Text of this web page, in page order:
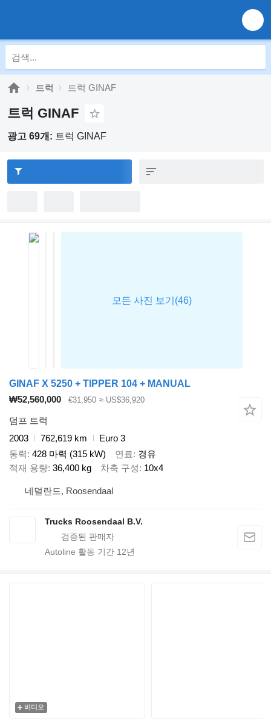
트럭 트럭 GINAF
트럭 GINAF
광고 69개: 트럭 GINAF
GINAF X 5250 + TIPPER 104 + MANUAL
₩52,560,000
€31,950 ≈ US$36,920
덤프 트럭
2003
762,619 km
Euro 3
동력 428 마력 (315 kW) 연료
경유
적재 용량 36,400 kg 차축 구성 10x4
네덜란드, Roosendaal
Trucks Roosendaal B.V.
Autoline 활동 기간 12년
비디오